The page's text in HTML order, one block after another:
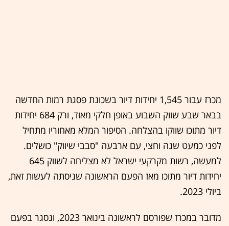
מכרז עבור 1,545 יחידות דיור בשכונת פסגת רמות החדשה
בבאר שבע שווק השבוע באופן חלקי מאוד, ורק 684 יחידות
דיור מתוכו שווקו בהצלחה. הסיפור המלא מאחוריו מתחיל
לפני כמעט שנה וחצי, עם ארבעה "סבבי שיווק" כושלים.
למעשה, רשות מקרקעי ישראל לא מצליחה לשווק 645
יחידות דיור מתוכו מאז הפעם הראשונה שניסתה לעשות זאת,
ביולי 2023.
מדובר במכרז שפורסם לראשונה בינואר 2023, ונסגר בפעם